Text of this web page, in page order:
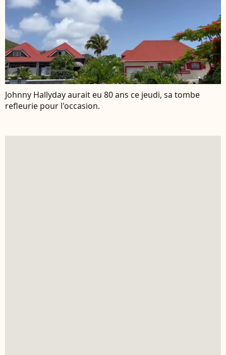
Johnny Hallyday aurait eu 80 ans ce jeudi, sa tombe
refleurie pour l'occasion.